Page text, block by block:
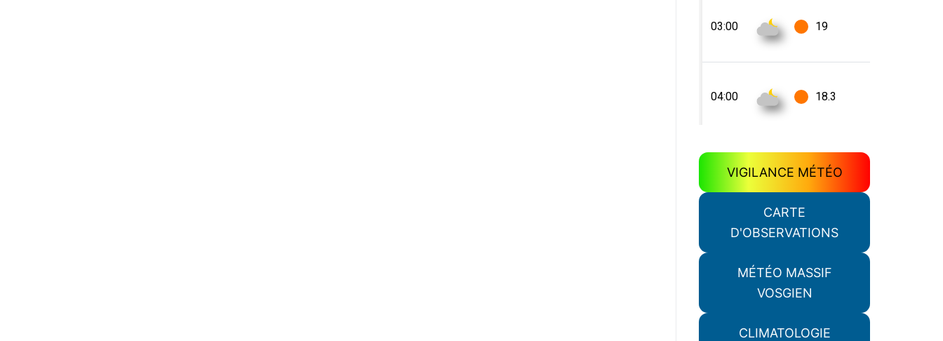
VIGILANCE MÉTÉO
CARTE
D'OBSERVATIONS
MÉTÉO MASSIF
VOSGIEN
CLIMATOLOGIE